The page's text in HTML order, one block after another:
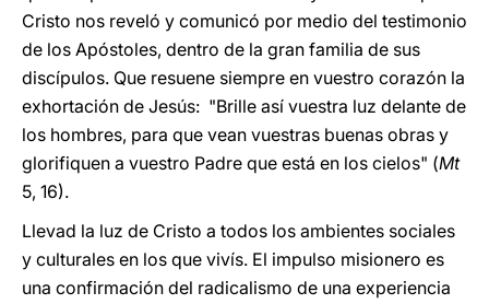
Cristo nos reveló y comunicó por medio del testimonio
de los Apóstoles, dentro de la gran familia de sus
discípulos. Que resuene siempre en vuestro corazón la
exhortación de Jesús: "Brille así vuestra luz delante de
los hombres, para que vean vuestras buenas obras y
glorifiquen a vuestro Padre que está en los cielos" (Mt
5, 16).
Llevad la luz de Cristo a todos los ambientes sociales
y culturales en los que vivís. El impulso misionero es
una confirmación del radicalismo de una experiencia